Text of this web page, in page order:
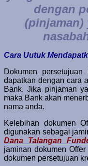
dengan
(pinjaman)
Cara Uutuk
Dokumen
dapatkan dengan cara
Bank. Jika pinjaman
maka Bank akan
nama anda.
Kelebihan dokumen
digunakan sebagai
Dana Talangan
jaminan dokumen
dokumen persetujuan